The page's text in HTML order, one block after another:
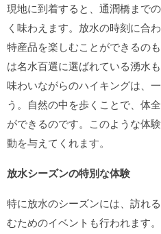
現地に到着すると、通潤橋まで
く味わえます。放水の時刻に合
特産品を楽しむことができるの
は名水百選に選ばれている湧水
味わいながらのハイキングは、
う。自然の中を歩くことで、体
ができるのです。このような体験
動を与えてくれます。
放水シーズンの特別な体験
特に放水のシーズンには、訪れ
むためのイベントも行われます